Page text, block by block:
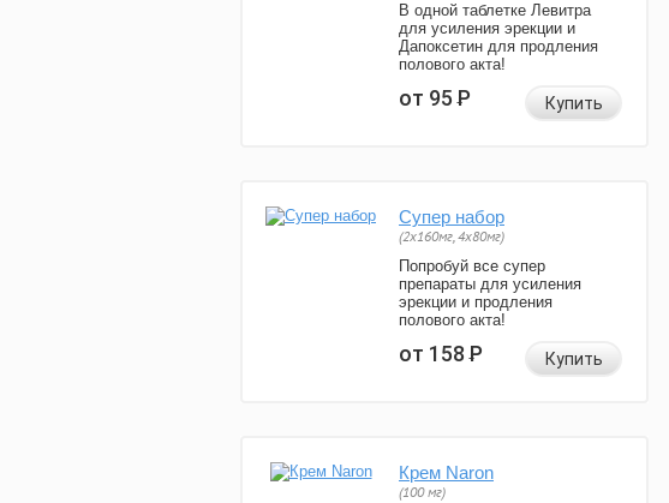
В одной таблетке Левитра
для усиления эрекции и
Дапоксетин для продления
полового акта!
от 95Р Купить
Супер набор
(2х160мг, 4х80мг)
Попробуй все супер
препараты для усиления
эрекции и продления
полового акта!
от 158Р Купить
Крем Naron
(100 мг)